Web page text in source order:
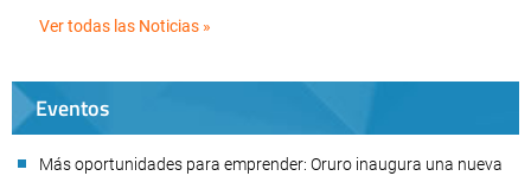
Ver todas las Noticias »
Eventos
Más oportunidades para emprender: Oruro inaugura una nueva